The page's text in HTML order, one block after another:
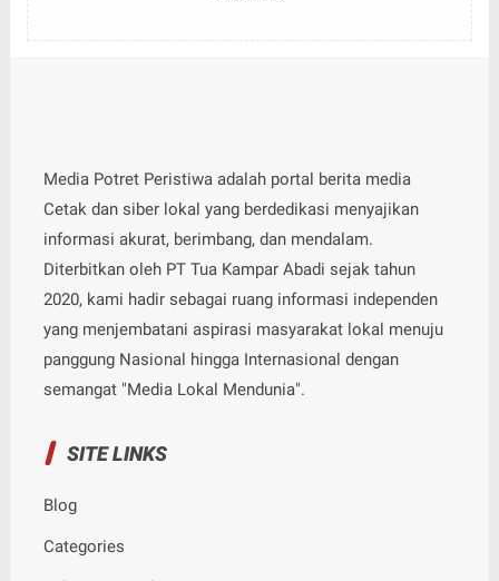
Media Potret Peristiwa adalah portal berita media
Cetak dan siber lokal yang berdedikasi menyajikan
informasi akurat, berimbang, dan mendalam.
Diterbitkan oleh PT Tua Kampar Abadi sejak tahun
2020, kami hadir sebagai ruang informasi independen
yang menjembatani aspirasi masyarakat lokal menuju
panggung Nasional hingga Internasional dengan
semangat "Media Lokal Mendunia".
SITE LINKS
Blog
Categories